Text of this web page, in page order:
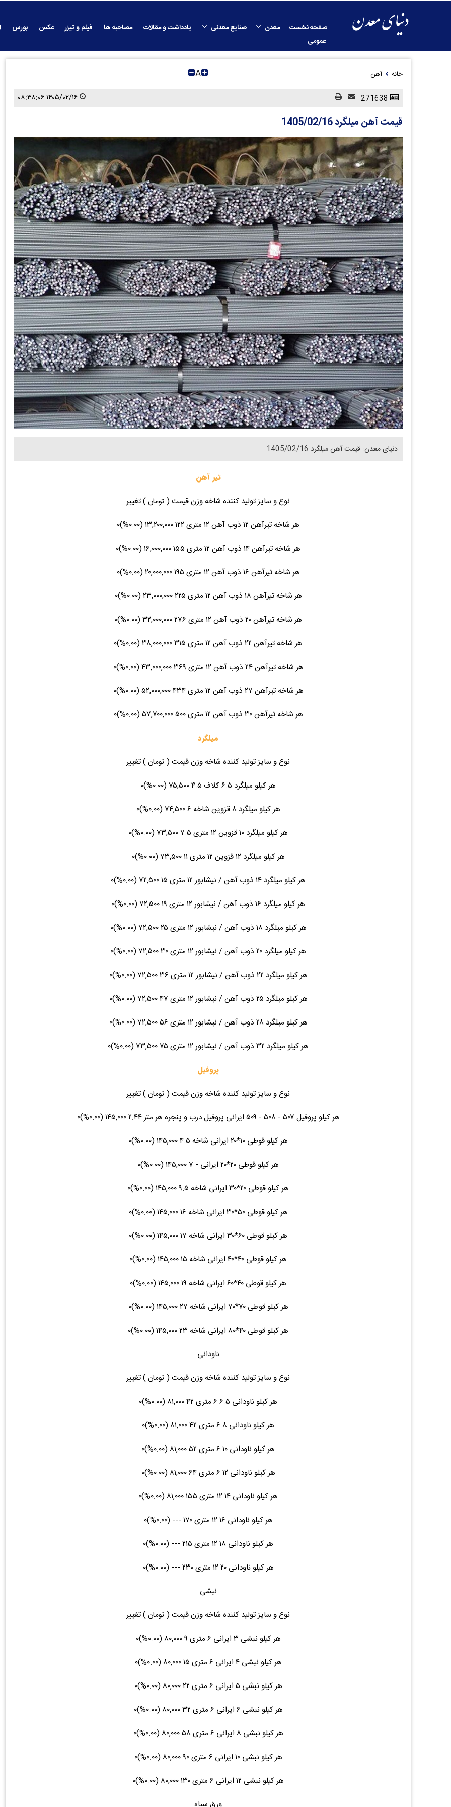
صفحه نخست معدن صنایع معدنی یادداشت و مقالات مصاحبه ها فیلم و تیزر عکس بورس
عمومی
خانه آهن A
۱۴۰۵/۰۲/۱۶ ۰۸:۳۸:۰۶
قیمت آهن میلگرد 1405/02/16
دنیای معدن: قیمت آهن میلگرد 1405/02/16
تیر آهن
نوع و سایز تولید کننده شاخه وزن قیمت ( تومان ) تغییر
هر شاخه تیرآهن ۱۲ ذوب آهن ۱۲ متری ۱۲۲ ۱۳,۲۰۰,۰۰۰ (۰.۰۰%)۰
هر شاخه تیرآهن ۱۴ ذوب آهن ۱۲ متری ۱۵۵ ۱۶,۰۰۰,۰۰۰ (۰.۰۰%)۰
هر شاخه تیرآهن ۱۶ ذوب آهن ۱۲ متری ۱۹۵ ۲۰,۰۰۰,۰۰۰ (۰.۰۰%)۰
هر شاخه تیرآهن ۱۸ ذوب آهن ۱۲ متری ۲۲۵ ۲۳,۰۰۰,۰۰۰ (۰.۰۰%)۰
هر شاخه تیرآهن ۲۰ ذوب آهن ۱۲ متری ۲۷۶ ۳۲,۰۰۰,۰۰۰ (۰.۰۰%)۰
هر شاخه تیرآهن ۲۲ ذوب آهن ۱۲ متری ۳۱۵ ۳۸,۰۰۰,۰۰۰ (۰.۰۰%)۰
هر شاخه تیرآهن ۲۴ ذوب آهن ۱۲ متری ۳۶۹ ۴۳,۰۰۰,۰۰۰ (۰.۰۰%)۰
هر شاخه تیرآهن ۲۷ ذوب آهن ۱۲ متری ۴۳۴ ۵۲,۰۰۰,۰۰۰ (۰.۰۰%)۰
هر شاخه تیرآهن ۳۰ ذوب آهن ۱۲ متری ۵۰۰ ۵۷,۷۰۰,۰۰۰ (۰.۰۰%)۰
میلگرد
نوع و سایز تولید کننده شاخه وزن قیمت ( تومان ) تغییر
هر کیلو میلگرد ۶.۵ کلاف ۴.۵ ۷۵,۵۰۰ (۰.۰۰%)۰
هر کیلو میلگرد ۸ قزوین شاخه ۶ ۷۴,۵۰۰ (۰.۰۰%)۰
هر کیلو میلگرد ۱۰ قزوین ۱۲ متری ۷.۵ ۷۳,۵۰۰ (۰.۰۰%)۰
هر کیلو میلگرد ۱۲ قزوین ۱۲ متری ۱۱ ۷۳,۵۰۰ (۰.۰۰%)۰
هر کیلو میلگرد ۱۴ ذوب آهن / نیشابور ۱۲ متری ۱۵ ۷۲,۵۰۰ (۰.۰۰%)۰
هر کیلو میلگرد ۱۶ ذوب آهن / نیشابور ۱۲ متری ۱۹ ۷۲,۵۰۰ (۰.۰۰%)۰
هر کیلو میلگرد ۱۸ ذوب آهن / نیشابور ۱۲ متری ۲۵ ۷۲,۵۰۰ (۰.۰۰%)۰
هر کیلو میلگرد ۲۰ ذوب آهن / نیشابور ۱۲ متری ۳۰ ۷۲,۵۰۰ (۰.۰۰%)۰
هر کیلو میلگرد ۲۲ ذوب آهن / نیشابور ۱۲ متری ۳۶ ۷۲,۵۰۰ (۰.۰۰%)۰
هر کیلو میلگرد ۲۵ ذوب آهن / نیشابور ۱۲ متری ۴۷ ۷۲,۵۰۰ (۰.۰۰%)۰
هر کیلو میلگرد ۲۸ ذوب آهن / نیشابور ۱۲ متری ۵۶ ۷۲,۵۰۰ (۰.۰۰%)۰
هر کیلو میلگرد ۳۲ ذوب آهن / نیشابور ۱۲ متری ۷۵ ۷۳,۵۰۰ (۰.۰۰%)۰
پروفیل
نوع و سایز تولید کننده شاخه وزن قیمت ( تومان ) تغییر
هر کیلو پروفیل ۵۰۷ - ۵۰۸ - ۵۰۹ ایرانی پروفیل درب و پنجره هر متر ۲.۴۴ ۱۴۵,۰۰۰ (۰.۰۰%)۰
هر کیلو قوطی ۱۰*۲۰ ایرانی شاخه ۴.۵ ۱۴۵,۰۰۰ (۰.۰۰%)۰
هر کیلو قوطی ۲۰*۲۰ ایرانی - ۷ ۱۴۵,۰۰۰ (۰.۰۰%)۰
هر کیلو قوطی ۲۰*۳۰ ایرانی شاخه ۹.۵ ۱۴۵,۰۰۰ (۰.۰۰%)۰
هر کیلو قوطی ۵۰*۳۰ ایرانی شاخه ۱۶ ۱۴۵,۰۰۰ (۰.۰۰%)۰
هر کیلو قوطی ۶۰*۳۰ ایرانی شاخه ۱۷ ۱۴۵,۰۰۰ (۰.۰۰%)۰
هر کیلو قوطی ۴۰*۴۰ ایرانی شاخه ۱۵ ۱۴۵,۰۰۰ (۰.۰۰%)۰
هر کیلو قوطی ۴۰*۶۰ ایرانی شاخه ۱۹ ۱۴۵,۰۰۰ (۰.۰۰%)۰
هر کیلو قوطی ۷۰*۷۰ ایرانی شاخه ۲۷ ۱۴۵,۰۰۰ (۰.۰۰%)۰
هر کیلو قوطی ۴۰*۸۰ ایرانی شاخه ۲۳ ۱۴۵,۰۰۰ (۰.۰۰%)۰
ناودانی
نوع و سایز تولید کننده شاخه وزن قیمت ( تومان ) تغییر
هر کیلو ناودانی ۶.۵ ۶ متری ۴۲ ۸۱,۰۰۰ (۰.۰۰%)۰
هر کیلو ناودانی ۸ ۶ متری ۴۲ ۸۱,۰۰۰ (۰.۰۰%)۰
هر کیلو ناودانی ۱۰ ۶ متری ۵۲ ۸۱,۰۰۰ (۰.۰۰%)۰
هر کیلو ناودانی ۱۲ ۶ متری ۶۴ ۸۱,۰۰۰ (۰.۰۰%)۰
هر کیلو ناودانی ۱۴ ۱۲ متری ۱۵۵ ۸۱,۰۰۰ (۰.۰۰%)۰
هر کیلو ناودانی ۱۶ ۱۲ متری ۱۷۰ --- (۰.۰۰%)۰
هر کیلو ناودانی ۱۸ ۱۲ متری ۲۱۵ --- (۰.۰۰%)۰
هر کیلو ناودانی ۲۰ ۱۲ متری ۲۳۰ --- (۰.۰۰%)۰
نبشی
نوع و سایز تولید کننده شاخه وزن قیمت ( تومان ) تغییر
هر کیلو نبشی ۳ ایرانی ۶ متری ۹ ۸۰,۰۰۰ (۰.۰۰%)۰
هر کیلو نبشی ۴ ایرانی ۶ متری ۱۵ ۸۰,۰۰۰ (۰.۰۰%)۰
هر کیلو نبشی ۵ ایرانی ۶ متری ۲۲ ۸۰,۰۰۰ (۰.۰۰%)۰
هر کیلو نبشی ۶ ایرانی ۶ متری ۳۲ ۸۰,۰۰۰ (۰.۰۰%)۰
هر کیلو نبشی ۸ ایرانی ۶ متری ۵۸ ۸۰,۰۰۰ (۰.۰۰%)۰
هر کیلو نبشی ۱۰ ایرانی ۶ متری ۹۰ ۸۰,۰۰۰ (۰.۰۰%)۰
هر کیلو نبشی ۱۲ ایرانی ۶ متری ۱۳۰ ۸۰,۰۰۰ (۰.۰۰%)۰